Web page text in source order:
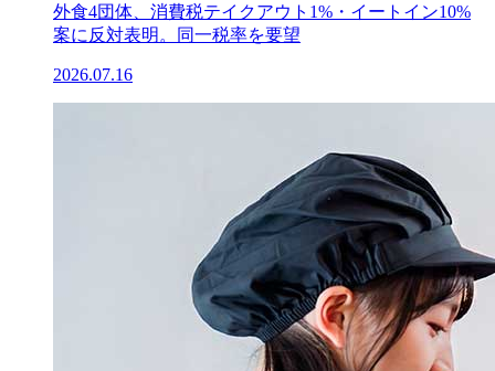
外食4団体、消費税テイクアウト1%・イートイン10%
案に反対表明。同一税率を要望
2026.07.16